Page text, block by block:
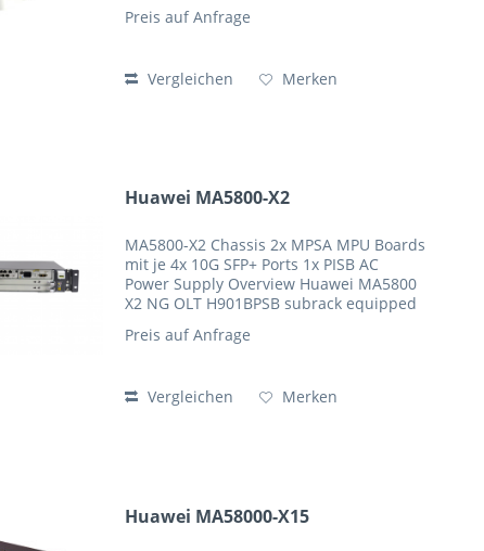
konsistent mit der in G.984.3 definierten
Preis auf Anfrage
Vergleichen Merken
Huawei MA5800-X2
MA5800-X2 Chassis 2x MPSA MPU Boards
mit je 4x 10G SFP+ Ports 1x PISB AC
Power Supply Overview Huawei MA5800
X2 NG OLT H901BPSB subrack equipped
with 1PCS power cable, 1PCS earth cable,
Preis auf Anfrage
Vergleichen Merken
Huawei MA58000-X15